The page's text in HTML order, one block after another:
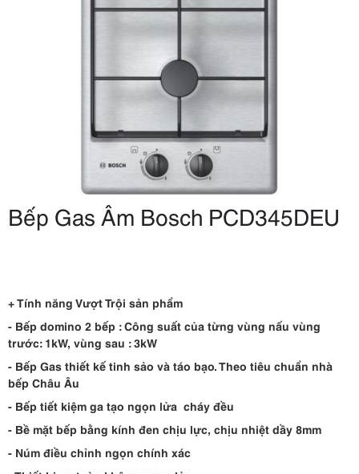
Bếp Gas Âm Bosch PCD345DEU
+ Tính năng Vượt Trội sản phẩm
- Bếp domino 2 bếp : Công suất của từng vùng nấu vùng
trước: 1kW, vùng sau : 3kW
- Bếp Gas thiết kế tinh sảo và táo bạo. Theo tiêu chuẩn nhà
bếp Châu Âu
- Bếp tiết kiệm ga tạo ngọn lửa cháy đều
- Bề mặt bếp bằng kính đen chịu lực, chịu nhiệt dầy 8mm
- Núm điều chỉnh ngọn chính xác